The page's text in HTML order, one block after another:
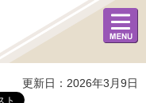
メニュ
ー
更新日：2026年3月9日